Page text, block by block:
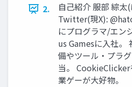
2.
自己紹介 服部 綜太
Twitter(現X):
にプログラマ/エン
us Gamesに入社。
備やツール・プラ
当。
業ゲーが大好物。